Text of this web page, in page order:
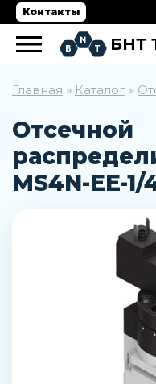
Контакты
БНТ
Главная » Каталог »
Отсечной
MS4N-EE-1/